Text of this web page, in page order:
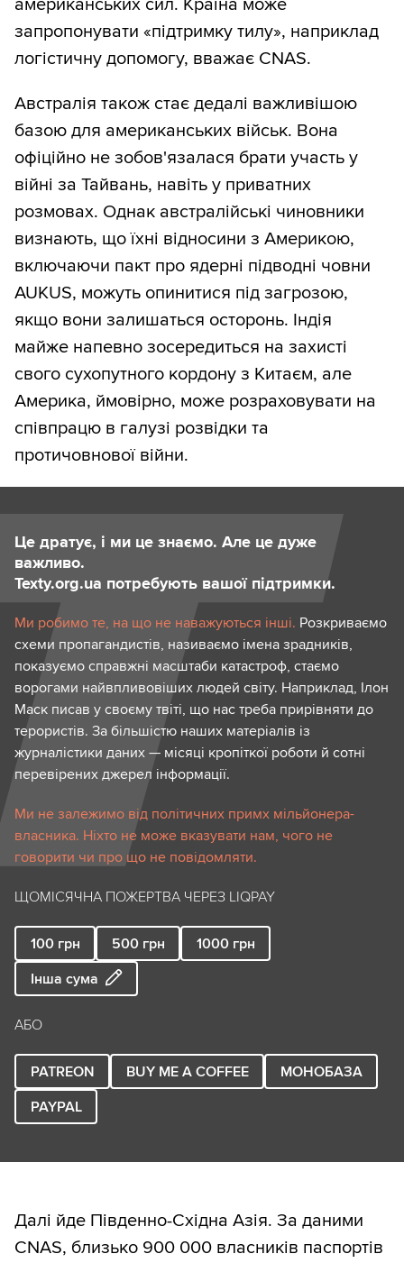
американських сил. Країна може
запропонувати «підтримку тилу», наприклад
логістичну допомогу, вважає CNAS.
Австралія також стає дедалі важливішою
базою для американських військ. Вона
офіційно не зобов'язалася брати участь у
війні за Тайвань, навіть у приватних
розмовах. Однак австралійські чиновники
визнають, що їхні відносини з Америкою,
включаючи пакт про ядерні підводні човни
AUKUS, можуть опинитися під загрозою,
якщо вони залишаться осторонь. Індія
майже напевно зосередиться на захисті
свого сухопутного кордону з Китаєм, але
Америка, ймовірно, може розраховувати на
співпрацю в галузі розвідки та
протичовнової війни.
Це дратує, і ми це знаємо. Але це дуже
важливо.
Texty.org.ua потребують вашої підтримки.
Ми робимо те, на що не наважуються інші. Розкриваємо
схеми пропагандистів, називаємо імена зрадників,
показуємо справжні масштаби катастроф, стаємо
ворогами найвпливовіших людей світу. Наприклад, Ілон
Маск писав у своєму твіті, що нас треба прирівняти до
терористів. За більшістю наших матеріалів із
журналістики даних — місяці кропіткої роботи й сотні
перевірених джерел інформації.
Ми не залежимо від політичних примх мільйонера-
власника. Ніхто не може вказувати нам, чого не
говорити чи про що не повідомляти.
ЩОМІСЯЧНА ПОЖЕРТВА ЧЕРЕЗ LIQPAY
100 грн 500 грн 1000 грн
Інша сума
АБО
PATREON BUY ME A COFFEE
МОНОБАЗА
PAYPAL
Далі йде Південно-Східна Азія. За даними
CNAS, близько 900 000 власників паспортів